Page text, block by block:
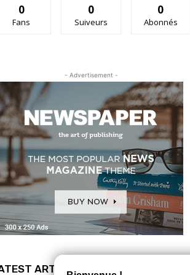
0
Fans
0
Suiveurs
0
Abonnés
- Advertisement -
ARTICLES